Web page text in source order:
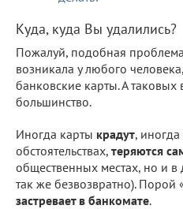
Куда, куда Вы удалились?
Пожалуй, подобная
возникала у любого
банковские карты. А
большинство.
Иногда карты крадут,
обстоятельствах, теряются
общественных местах, но и
так же безвозвратно). Порой
застревает в банкомате.